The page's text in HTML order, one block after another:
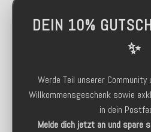
DEIN 10%
✨
Werde Teil unserer
Willkommensgeschenk sowie
in dein
Melde dich jetzt an und spare